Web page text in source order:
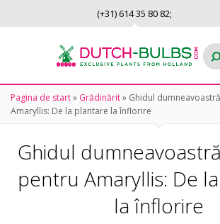
(+31) 614 35 80 82;
Pagina de start» Grădinărit» Ghidul
Amaryllis: De la plantare la înflorire
Ghidul
pentru Amaryllis: De
la înflorire